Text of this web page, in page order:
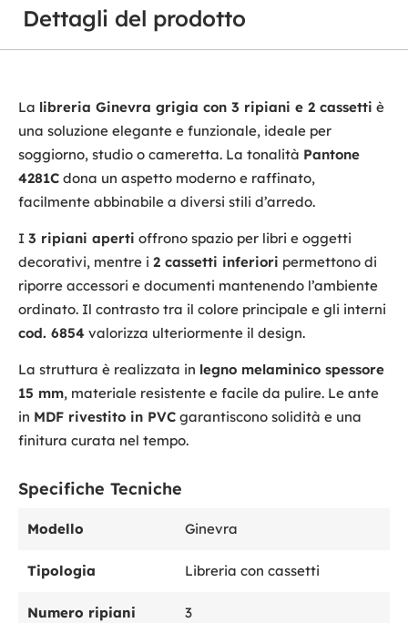
Dettagli del prodotto
La libreria Ginevra grigia con 3 ripiani e 2 cassetti è
una soluzione elegante e funzionale, ideale per
soggiorno, studio o cameretta. La tonalità Pantone
4281C dona un aspetto moderno e raffinato,
facilmente abbinabile a diversi stili d’arredo.
I 3 ripiani aperti offrono spazio per libri e oggetti
decorativi, mentre i 2 cassetti inferiori permettono di
riporre accessori e documenti mantenendo l’ambiente
ordinato. Il contrasto tra il colore principale e gli interni
cod. 6854 valorizza ulteriormente il design.
La struttura è realizzata in legno melaminico spessore
15 mm, materiale resistente e facile da pulire. Le ante
in MDF rivestito in PVC garantiscono solidità e una
finitura curata nel tempo.
Specifiche Tecniche
Modello Ginevra
Tipologia Libreria con cassetti
Numero ripiani 3